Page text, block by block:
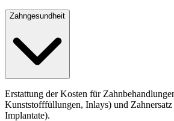
Zahngesundheit
Erstattung der Kosten für
Kunststofffüllungen, Inlays) und
Implantate).